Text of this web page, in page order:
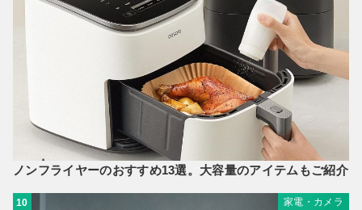
ノンフライヤーのおすすめ13選。大容量のアイテムもご紹介
10 家電・カメラ